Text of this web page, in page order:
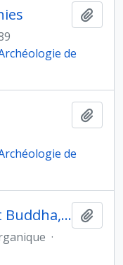
de
de
Asie centrale soviétique et Buddha, peinture murale de Kara-Tepe
·